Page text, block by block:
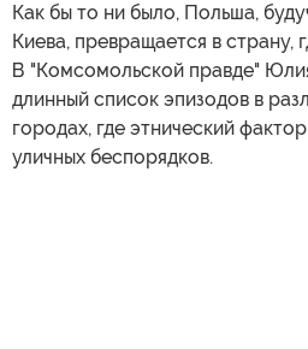
Как бы то ни было, Польша,
Киева, превращается в страну,
В "Комсомольской правде"
длинный список эпизодов в
городах, где этнический
уличных беспорядков.